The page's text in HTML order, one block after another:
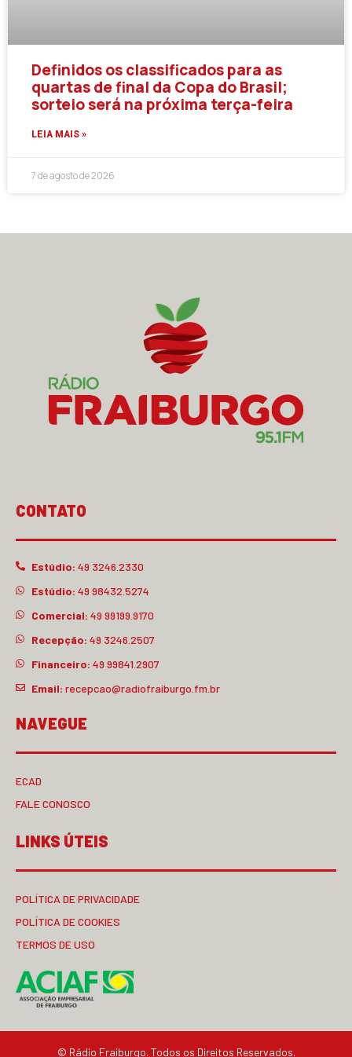
Definidos os classificados para as
quartas de final da Copa do Brasil;
sorteio será na próxima terça-feira
LEIA MAIS »
7 de agosto de 2026
CONTATO
Estúdio: 49 3246.2330
Estúdio: 49 98432.5274
Comercial: 49 99199.9170
Recepção: 49 3246.2507
Financeiro: 49 99841.2907
Email: recepcao@radiofraiburgo.fm.br
NAVEGUE
ECAD
FALE CONOSCO
LINKS ÚTEIS
POLÍTICA DE PRIVACIDADE
POLÍTICA DE COOKIES
TERMOS DE USO
© Rádio Fraiburgo. Todos os Direitos Reservados.